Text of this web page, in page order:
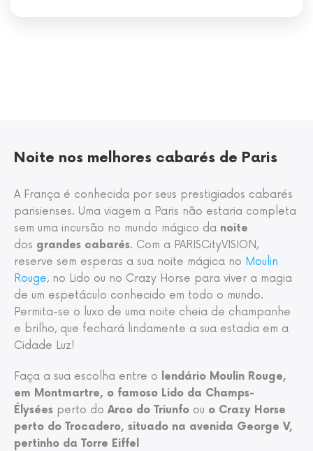
Noite nos melhores cabarés de Paris
A França é conhecida por seus prestigiados cabarés
parisienses. Uma viagem a Paris não estaria completa
sem uma incursão no mundo mágico da noite
dos grandes cabarés. Com a PARISCityVISION,
reserve sem esperas a sua noite mágica no Moulin
Rouge, no Lido ou no Crazy Horse para viver a magia
de um espetáculo conhecido em todo o mundo.
Permita-se o luxo de uma noite cheia de champanhe
e brilho, que fechará lindamente a sua estadia em a
Cidade Luz!
Faça a sua escolha entre o lendário Moulin Rouge,
em Montmartre, o famoso Lido da Champs-
Élysées perto do Arco do Triunfo ou o Crazy Horse
perto do Trocadero, situado na avenida George V,
pertinho da Torre Eiffel